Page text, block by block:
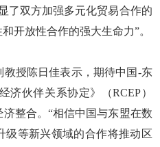
了双方加强多元化贸易合作的
开放性合作的强大生命力”。
授陈日佳表示，期待中国-东
济伙伴关系协定》（RCEP）
整合。“相信中国与东盟在数
级等新兴领域的合作将推动区